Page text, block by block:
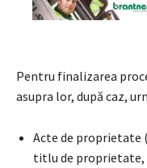
Pentru finalizarea
asupra lor, după caz,
Acte de proprietate
titlu de